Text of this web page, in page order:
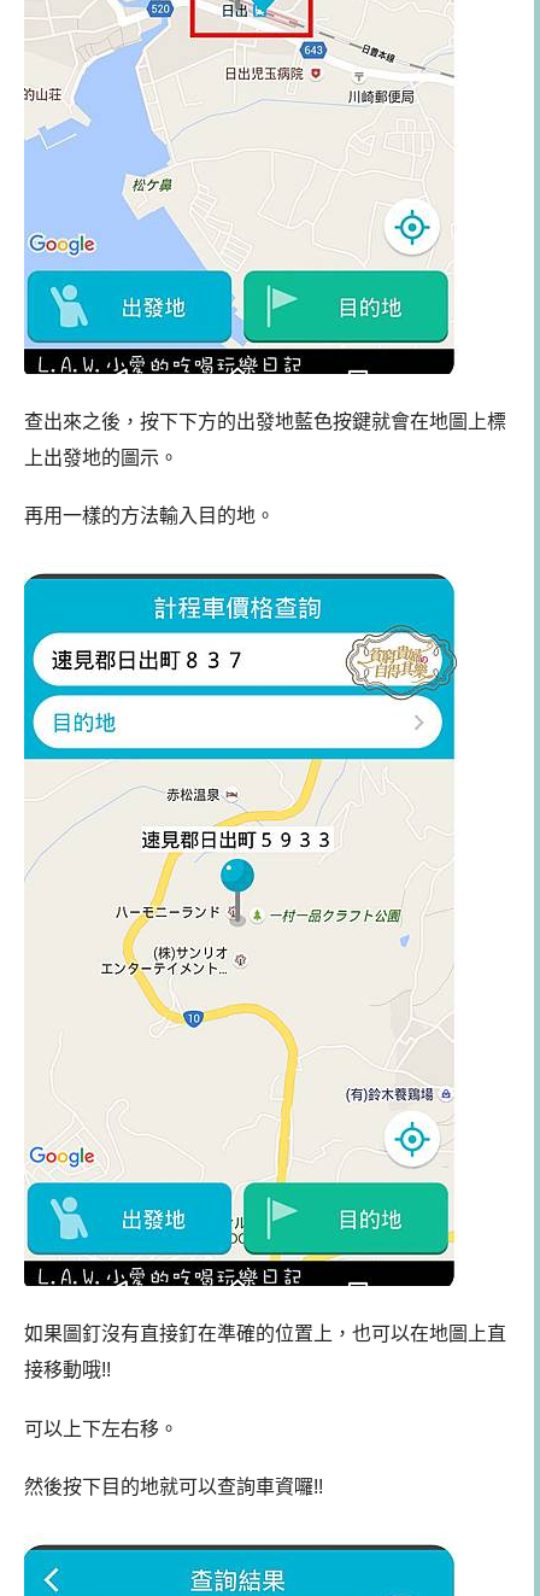
查出來之後，按下下方的出發地藍色按鍵就會在地圖上標
上出發地的圖示。
再用一樣的方法輸入目的地。
如果圖釘沒有直接釘在準確的位置上，也可以在地圖上直
接移動哦!!
可以上下左右移。
然後按下目的地就可以查詢車資囉!!